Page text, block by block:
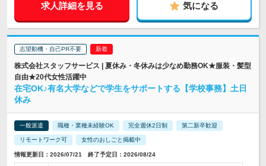
求人詳細を見る 気になる
志望動機・自己PR不要
株式会社スタッフサービス | 夏休み・冬休みは少なめ勤務OK★服装・髪型
自由★20代女性活躍中
在宅OK♪有名大学などで学生をサポートする【学校事務】土日
休み
一般派遣 職種・業種未経験OK 完全週休2日制 第二新卒歓迎
リモートワーク可 女性のおしごと掲載中
情報更新日：2026/07/21 終了予定日：2026/08/24